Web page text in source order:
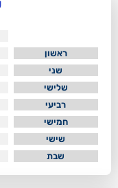
08:00
08:00
08:00
08:00
08:00
08:00
-